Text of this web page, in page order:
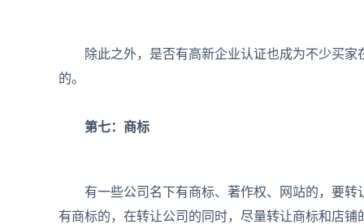
除此之外，是否有高新企业认证也成为不少买家
的。
第七：商标
有一些公司名下有商标、著作权、网站的，要转
有商标的，在转让公司的同时，尽量转让商标和店铺